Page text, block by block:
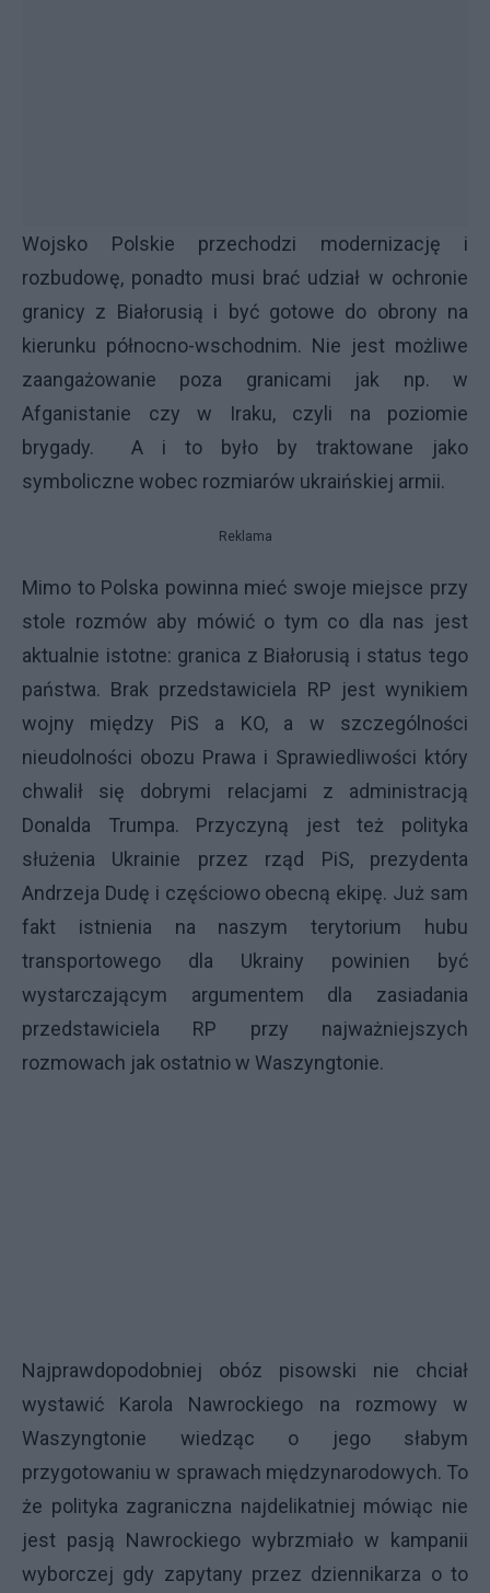
Wojsko Polskie przechodzi modernizację i
rozbudowę, ponadto musi brać udział w ochronie
granicy z Białorusią i być gotowe do obrony na
kierunku północno-wschodnim. Nie jest możliwe
zaangażowanie poza granicami jak np. w
Afganistanie czy w Iraku, czyli na poziomie
brygady. A i to było by traktowane jako
symboliczne wobec rozmiarów ukraińskiej armii.
Reklama
Mimo to Polska powinna mieć swoje miejsce przy
stole rozmów aby mówić o tym co dla nas jest
aktualnie istotne: granica z Białorusią i status tego
państwa. Brak przedstawiciela RP jest wynikiem
wojny między PiS a KO, a w szczególności
nieudolności obozu Prawa i Sprawiedliwości który
chwalił się dobrymi relacjami z administracją
Donalda Trumpa. Przyczyną jest też polityka
służenia Ukrainie przez rząd PiS, prezydenta
Andrzeja Dudę i częściowo obecną ekipę. Już sam
fakt istnienia na naszym terytorium hubu
transportowego dla Ukrainy powinien być
wystarczającym argumentem dla zasiadania
przedstawiciela RP przy najważniejszych
rozmowach jak ostatnio w Waszyngtonie.
Najprawdopodobniej obóz pisowski nie chciał
wystawić Karola Nawrockiego na rozmowy w
Waszyngtonie wiedząc o jego słabym
przygotowaniu w sprawach międzynarodowych. To
że polityka zagraniczna najdelikatniej mówiąc nie
jest pasją Nawrockiego wybrzmiało w kampanii
wyborczej gdy zapytany przez dziennikarza o to